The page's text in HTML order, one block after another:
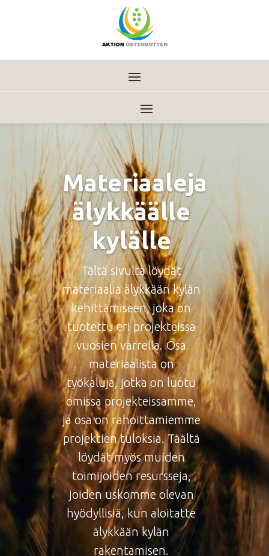
Materiaaleja
älykkäälle
kylälle
Tältä sivulta löydät
materiaalia älykkään kylän
kehittämiseen, joka on
tuotettu eri projekteissa
vuosien varrella. Osa
materiaalista on
työkaluja, jotka on luotu
omissa projekteissamme,
ja osa on rahoittamiemme
projektien tuloksia. Täältä
löydät myös muiden
toimijoiden resursseja,
joiden uskomme olevan
hyödyllisiä, kun aloitatte
älykkään kylän
rakentamisen.